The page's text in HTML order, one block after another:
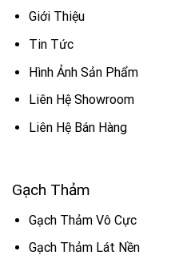
Giới Thiệu
Tin Tức
Hình Ảnh Sản Phẩm
Liên Hệ Showroom
Liên Hệ Bán Hàng
Gạch Thảm
Gạch Thảm Vô Cực
Gạch Thảm Lát Nền